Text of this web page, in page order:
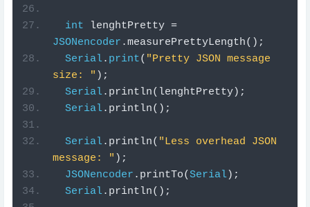
int lenghtPretty =
JSONencoder .measurePrettyLength();
Serial. print( "Pretty JSON message
size: " );
Serial. println( lenghtPretty);
Serial. println();
Serial. println( "Less overhead JSON
message: " );
JSONencoder . printTo(Serial);
Serial. println();